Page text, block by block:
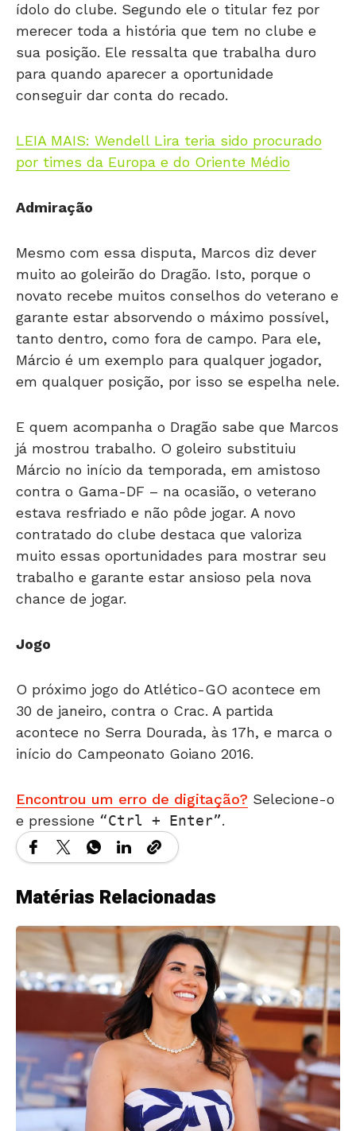
ídolo do clube. Segundo ele o titular fez por
merecer toda a história que tem no clube e
sua posição. Ele ressalta que trabalha duro
para quando aparecer a oportunidade
conseguir dar conta do recado.
LEIA MAIS: Wendell Lira teria sido procurado
por times da Europa e do Oriente Médio
Admiração
Mesmo com essa disputa, Marcos diz dever
muito ao goleirão do Dragão. Isto, porque o
novato recebe muitos conselhos do veterano e
garante estar absorvendo o máximo possível,
tanto dentro, como fora de campo. Para ele,
Márcio é um exemplo para qualquer jogador,
em qualquer posição, por isso se espelha nele.
E quem acompanha o Dragão sabe que Marcos
já mostrou trabalho. O goleiro substituiu
Márcio no início da temporada, em amistoso
contra o Gama-DF – na ocasião, o veterano
estava resfriado e não pôde jogar. A novo
contratado do clube destaca que valoriza
muito essas oportunidades para mostrar seu
trabalho e garante estar ansioso pela nova
chance de jogar.
Jogo
O próximo jogo do Atlético-GO acontece em
30 de janeiro, contra o Crac. A partida
acontece no Serra Dourada, às 17h, e marca o
início do Campeonato Goiano 2016.
Encontrou um erro de digitação? Selecione-o
e pressione
Ctrl + Enter .
Matérias Relacionadas